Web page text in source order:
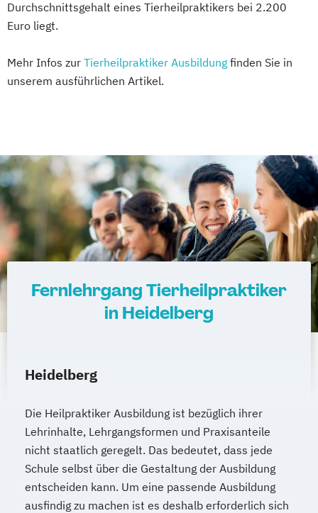
Durchschnittsgehalt eines Tierheilpraktikers bei 2.200
Euro liegt.
Mehr Infos zur Tierheilpraktiker Ausbildung finden Sie in
unserem ausführlichen Artikel.
Fernlehrgang Tierheilpraktiker
in Heidelberg
Heidelberg
Die Heilpraktiker Ausbildung ist bezüglich ihrer
Lehrinhalte, Lehrgangsformen und Praxisanteile
nicht staatlich geregelt. Das bedeutet, dass jede
Schule selbst über die Gestaltung der Ausbildung
entscheiden kann. Um eine passende Ausbildung
ausfindig zu machen ist es deshalb erforderlich sich